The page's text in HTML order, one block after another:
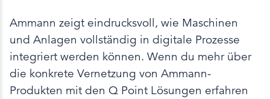
Ammann zeigt eindrucksvoll, wie Maschinen
und Anlagen vollständig in digitale Prozesse
integriert werden können. Wenn du mehr über
die konkrete Vernetzung von Ammann-
Produkten mit den Q Point Lösungen erfahren